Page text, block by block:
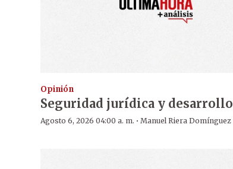
Opinión
Seguridad jurídica y desarrollo
Agosto 6, 2026 04:00 a. m. · Manuel Riera Domínguez